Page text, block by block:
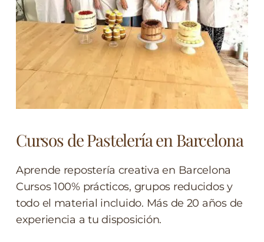
Cursos de Pastelería en Barcelona
Aprende repostería creativa en Barcelona
Cursos 100% prácticos, grupos reducidos y
todo el material incluido. Más de 20 años de
experiencia a tu disposición.